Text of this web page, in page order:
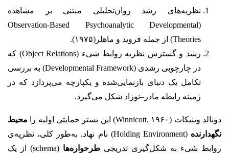
نظریه‌های رشد روان‌تحلیلی مبتنی بر مشاهده
(Observation-Based Psychoanalytic Developmental
Theories) از جمله فروید و ماهلر(۱۹۷۵).
رشد و گسترش نظریه روابط شیء (Object Relations) که
در چارچوبی رشدی (Developmental Framework) به بررسی
تکامل یک دنیای بازنمایی‌شده‌ و یکپارچه می‌پردازد که در
زمینه‌ رابطه‌ مادر–نوزاد شکل می‌گیرد.
دونالد وینیکات (Winnicott, ۱۹۶۰) این بستر حمایتی اولیه را
محیط
نگهدارنده
(Holding Environment) نام نهاد. به‌طور کلی، نظریه‌ی
روابط شیء به شکل‌گیری تدریجی طرحواره‌ها
(schema) از یک